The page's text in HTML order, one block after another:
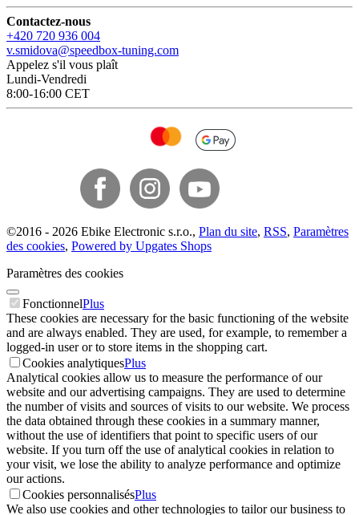
Contactez-nous
+420 720 936 004
v.smidova@speedbox-tuning.com
Appelez s'il vous plaît
Lundi-Vendredi
8:00-16:00 CET
©2016 - 2026 Ebike Electronic s.r.o., Plan du site, RSS, Paramètres
des cookies, Powered by Upgates Shops
Paramètres des cookies
FonctionnelPlus
These cookies are necessary for the basic functioning of the website
and are always enabled. They are used, for example, to remember a
logged-in user or to store items in the shopping cart.
Cookies analytiquesPlus
Analytical cookies allow us to measure the performance of our
website and our advertising campaigns. They are used to determine
the number of visits and sources of visits to our website. We process
the data obtained through these cookies in a summary manner,
without the use of identifiers that point to specific users of our
website. If you turn off the use of analytical cookies in relation to
your visit, we lose the ability to analyze performance and optimize
our actions.
Cookies personnalisésPlus
We also use cookies and other technologies to tailor our business to